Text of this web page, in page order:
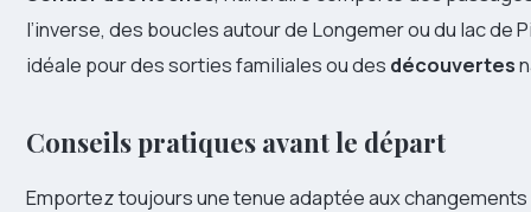
l’inverse, des boucles autour de Longemer ou du lac
idéale pour des sorties familiales ou des découvertes
Conseils pratiques avant le départ
Emportez toujours une tenue adaptée aux